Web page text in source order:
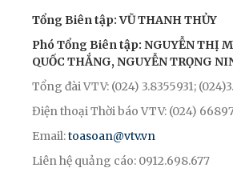
Tổng Biên tập: VŨ THANH THỦY
Phó Tổng Biên tập: NGUYỄN THỊ
QUỐC THẮNG, NGUYỄN TRỌNG
Tổng đài VTV: (024) 3.8355931;
Điện thoại Thời báo VTV: (024)
Email:toasoan@vtv.vn
Liên hệ quảng cáo: 0912.698.677